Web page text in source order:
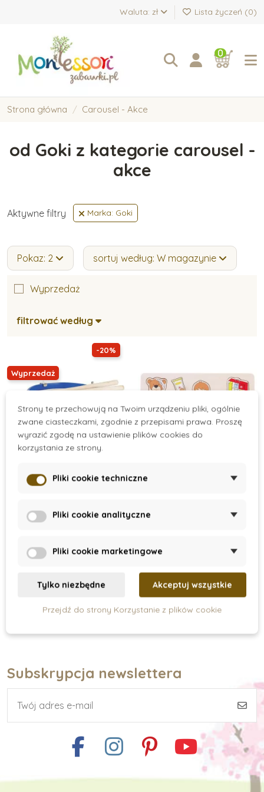
Waluta: zł Lista życzeń (0)
0
Strona główna Carousel - Akce
od Goki z kategorie carousel -
akce
Aktywne filtry Marka: Goki
Pokaz: 2 sortuj według: W magazynie
filtrować według
Wyprzedaż
-20%
Wyprzedaż
On Stock
bębenek
układanka u lekarza
Pokaz
Subskrypcja newslettera
Strony te przechowują na Twoim urządzeniu pliki, ogólnie
zwane ciasteczkami, zgodnie z przepisami prawa. Proszę
wyrazić zgodę na ustawienie plików cookies do
korzystania ze strony.
Pliki cookie techniczne
Pliki cookie analityczne
Pliki cookie marketingowe
Tylko niezbędne Akceptuj wszystkie
Przejdź do strony Korzystanie z plików cookie